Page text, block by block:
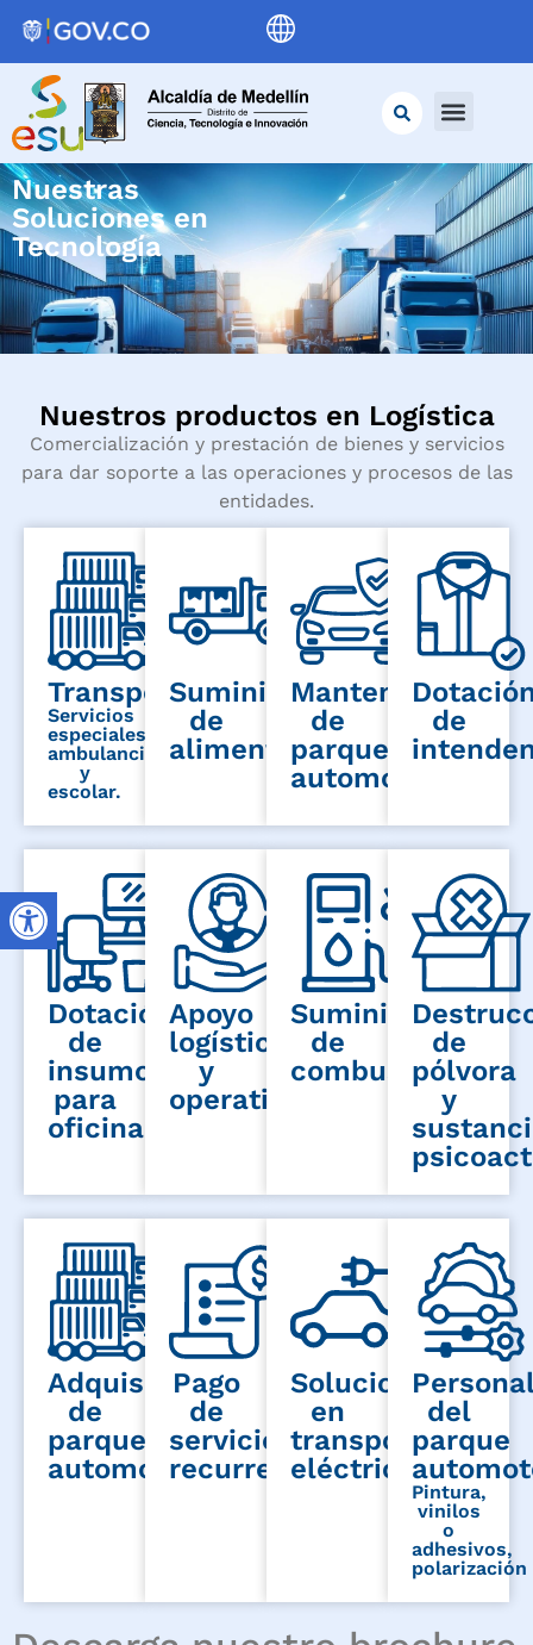
Nuestras
Soluciones en
Tecnología
Nuestros productos en Logística
Comercialización y prestación de bienes y servicios
para dar soporte a las operaciones y procesos de las
entidades.
Transporte
Servicios
especiales,
ambulancia
y
escolar.
Suministro
de
alimentación
Mantenimiento
de
parque
automotor
de
Dotación
de
insumos
para
oficina
Apoyo
logístico
y
operativo
Suministro
de
combustible
de
pólvora
y
Adquisición
de
parque
automotor
Pago
de
servicios
recurrentes
Soluciones
en
transporte
eléctrico
del
parque
Pintura,
vinilos
o
adhesivos,
polarización